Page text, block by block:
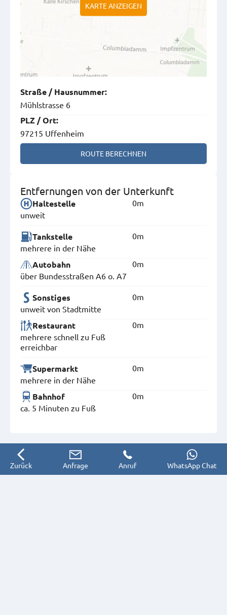
KARTE ANZEIGEN
Straße / Hausnummer:
Mühlstrasse 6
PLZ /Ort:
97215 Uffenheim
ROUTE BERECHNEN
Entfernungen von der Unterkunft
Haltestelle
unweit
0m
Tankstelle
mehrere in der Nähe
0m
Autobahn
über Bundesstraßen A6 o. A7
0m
Sonstiges
unweit von Stadtmitte
0m
Restaurant
mehrere schnell zu Fuß
erreichbar
0m
Supermarkt
mehrere in der Nähe
0m
Bahnhof
ca. 5 Minuten zu Fuß
0m
Zurück Anfrage Anruf WhatsApp Chat